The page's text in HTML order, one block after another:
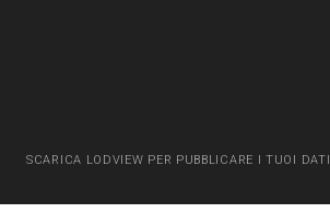
SCARICA LODVIEW PER PUBBLICARE I TUOI DATI